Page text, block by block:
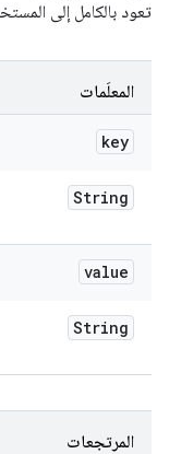
تعود بالكامل إلى
المعلَمات
key
String
value
String
المرتجعات